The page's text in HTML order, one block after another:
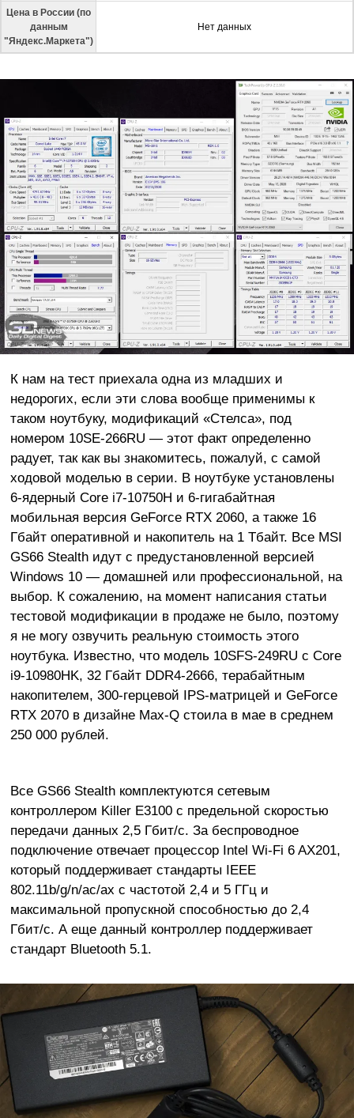
Цена в России (по
данным
"Яндекс.Маркета")
Нет данных
К нам на тест приехала одна из младших и
недорогих, если эти слова вообще применимы к
таком ноутбуку, модификаций «Стелса», под
номером 10SE-266RU — этот факт определенно
радует, так как вы знакомитесь, пожалуй, с самой
ходовой моделью в серии. В ноутбуке установлены
6-ядерный Core i7-10750H и 6-гигабайтная
мобильная версия GeForce RTX 2060, а также 16
Гбайт оперативной и накопитель на 1 Тбайт. Все MSI
GS66 Stealth идут с предустановленной версией
Windows 10 — домашней или профессиональной, на
выбор. К сожалению, на момент написания статьи
тестовой модификации в продаже не было, поэтому
я не могу озвучить реальную стоимость этого
ноутбука. Известно, что модель 10SFS-249RU с Core
i9-10980HK, 32 Гбайт DDR4-2666, терабайтным
накопителем, 300-герцевой IPS-матрицей и GeForce
RTX 2070 в дизайне Max-Q стоила в мае в среднем
250 000 рублей.
Все GS66 Stealth комплектуются сетевым
контроллером Killer E3100 с предельной скоростью
передачи данных 2,5 Гбит/с. За беспроводное
подключение отвечает процессор Intel Wi-Fi 6 AX201,
который поддерживает стандарты IEEE
802.11b/g/n/ac/ax с частотой 2,4 и 5 ГГц и
максимальной пропускной способностью до 2,4
Гбит/с. А еще данный контроллер поддерживает
стандарт Bluetooth 5.1.